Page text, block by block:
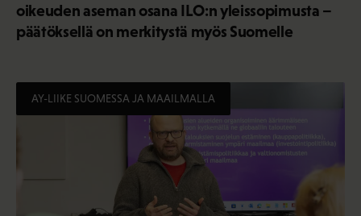
oikeuden aseman osana ILO:n yleissopimusta –
päätöksellä on merkitystä myös Suomelle
AY-LIIKE SUOMESSA JA MAAILMALLA